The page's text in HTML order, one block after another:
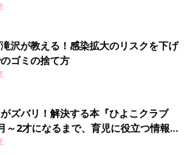
沢が教える！感染拡大のリスクを下げ
ゴミの捨て方
ズバリ！解決する本『ひよこクラブ
2才になるまで、育児に役立つ情報が